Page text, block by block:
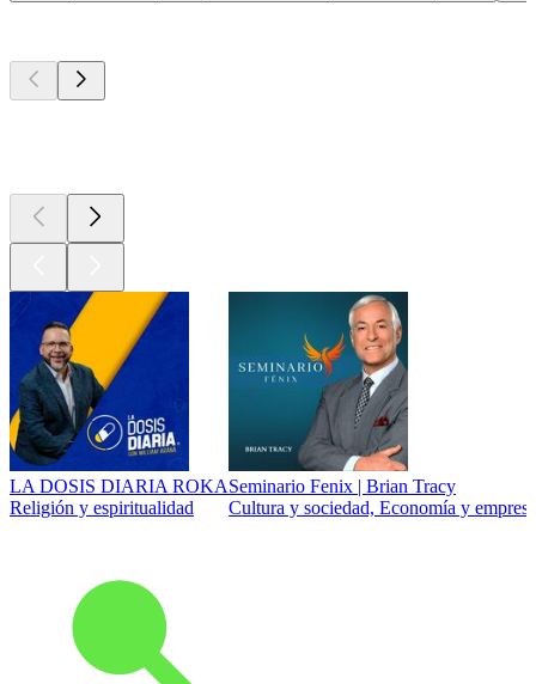
LA DOSIS DIARIA ROKA
Religión y espiritualidad
Seminario Fenix | Brian Tracy
Cultura y sociedad, Economía y